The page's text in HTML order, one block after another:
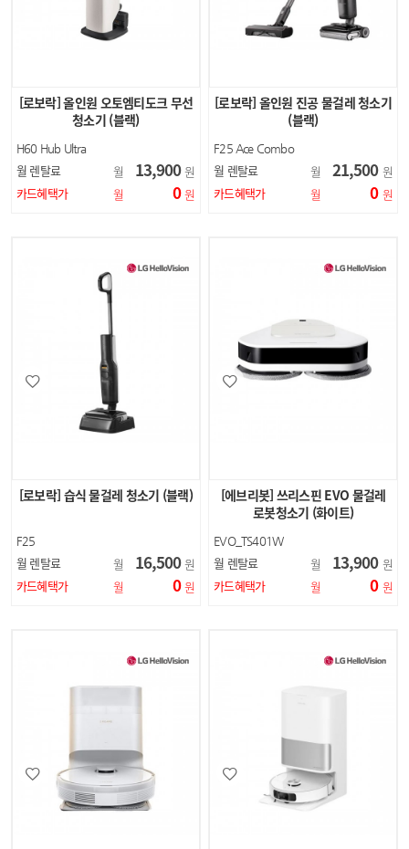
[로보락] 올인원 오토엠티도크 무선
청소기 (블랙)
H60 Hub Ultra
월 렌탈료 월 13,900 원
카드혜택가
월 0 원
[로보락] 올인원 진공 물걸레 청소기
(블랙)
F25 Ace Combo
월 렌탈료 월 21,500 원
카드혜택가
월 0 원
[로보락] 습식 물걸레 청소기 (블랙)
F25
월 렌탈료 월 16,500 원
카드혜택가
월 0 원
[에브리봇] 쓰리스핀 EVO 물걸레
로봇청소기 (화이트)
EVO_TS401W
월 렌탈료 월 13,900 원
카드혜택가
월 0 원